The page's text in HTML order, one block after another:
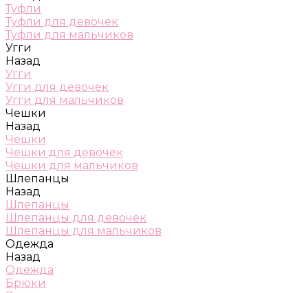
Туфли
Туфли для девочек
Туфли для мальчиков
Угги
Назад
Угги
Угги для девочек
Угги для мальчиков
Чешки
Назад
Чешки
Чешки для девочек
Чешки для мальчиков
Шлепанцы
Назад
Шлепанцы
Шлепанцы для девочек
Шлепанцы для мальчиков
Одежда
Назад
Одежда
Брюки